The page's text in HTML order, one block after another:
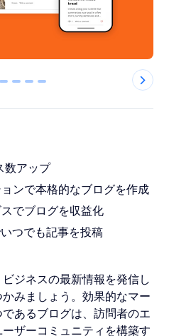
2 3 4 5
数アップ
ンで本格的なブログを作成
でブログを収益化
つでも記事を投稿
ジネスの最新情報を発信し
みましょう。効果的なマー
あるブログは、訪問者のエ
ザーコミュニティを構築す